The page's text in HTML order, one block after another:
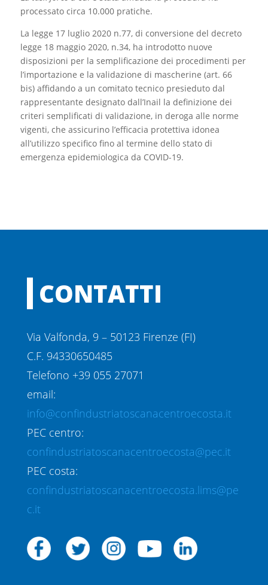
processato circa 10.000 pratiche.
La legge 17 luglio 2020 n.77, di conversione del decreto
legge 18 maggio 2020, n.34, ha introdotto nuove
disposizioni per la semplificazione dei procedimenti per
l’importazione e la validazione di mascherine (art. 66
bis) affidando a un comitato tecnico presieduto dal
rappresentante designato dall’Inail la definizione dei
criteri semplificati di validazione, in deroga alle norme
vigenti, che assicurino l’efficacia protettiva idonea
all’utilizzo specifico fino al termine dello stato di
emergenza epidemiologica da COVID-19.
CONTATTI
Via Valfonda, 9 – 50123 Firenze (FI)
C.F. 94330650485
Telefono +39 055 27071
email:
info@confindustriatoscanacentroecosta.it
PEC centro:
confindustriatoscanacentroecosta@pec.it
PEC costa:
confindustriatoscanacentroecosta.lims@pe
c.it